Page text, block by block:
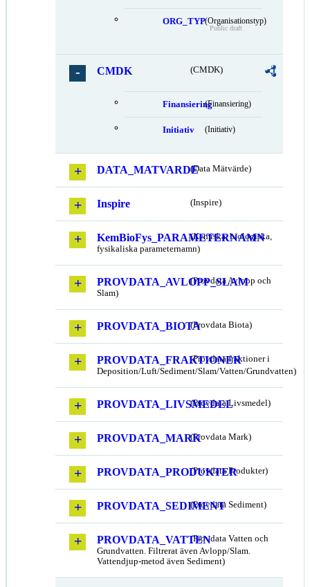
ORG_TYP(Organisationstyp)
Public draft
CMDK (CMDK)
Finansiering(Finansiering)
Initiativ (Initiativ)
DATA_MATVARDE(Data Mätvärde)
Inspire (Inspire)
KemBioFys_PARAMETERNAMN
(Kemiska, biologiska,
fysikaliska parameternamn)
PROVDATA_AVLOPP_SLAM
(Provdata Avlopp och
Slam)
PROVDATA_BIOTA(Provdata Biota)
PROVDATA_FRAKTIONER
(Provdata fraktioner i
Deposition/Luft/Sediment/Slam/Vatten/Grundvatten)
PROVDATA_LIVSMEDEL
(Provdata Livsmedel)
PROVDATA_MARK(Provdata Mark)
PROVDATA_PRODUKTER
(Provdata Produkter)
PROVDATA_SEDIMENT(Provdata Sediment)
PROVDATA_VATTEN(Provdata Vatten och
Grundvatten. Filtrerat även Avlopp/Slam.
Vattendjup-metod även Sediment)